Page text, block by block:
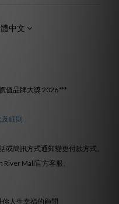
中文
值品牌大獎 2026"**
細則
簡訊方式通知變更付款方式。
Mall官方客服。
人生幸福的顧問